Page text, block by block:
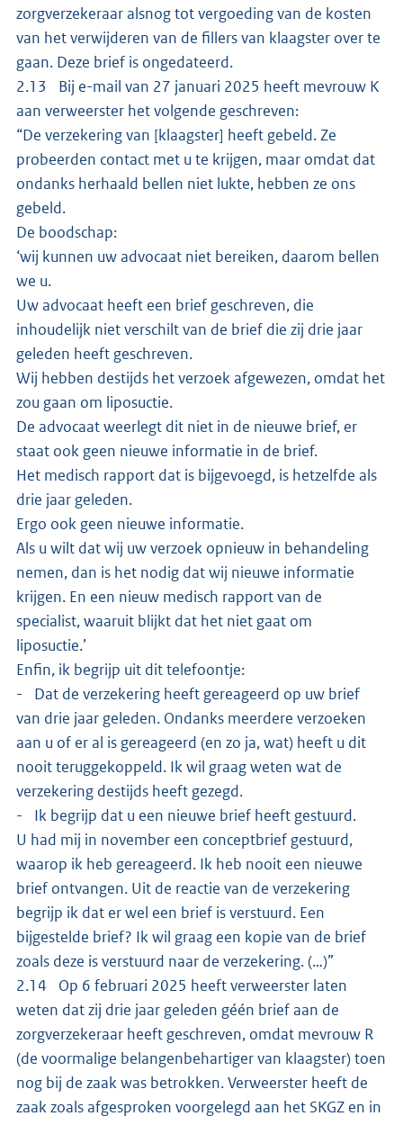
zorgverzekeraar alsnog tot vergoeding van de kosten
van het verwijderen van de fillers van klaagster over te
gaan. Deze brief is ongedateerd.
2.13 Bij e-mail van 27 januari 2025 heeft mevrouw K
aan verweerster het volgende geschreven:
“De verzekering van [klaagster] heeft gebeld. Ze
probeerden contact met u te krijgen, maar omdat dat
ondanks herhaald bellen niet lukte, hebben ze ons
gebeld.
De boodschap:
‘wij kunnen uw advocaat niet bereiken, daarom bellen
we u.
Uw advocaat heeft een brief geschreven, die
inhoudelijk niet verschilt van de brief die zij drie jaar
geleden heeft geschreven.
Wij hebben destijds het verzoek afgewezen, omdat het
zou gaan om liposuctie.
De advocaat weerlegt dit niet in de nieuwe brief, er
staat ook geen nieuwe informatie in de brief.
Het medisch rapport dat is bijgevoegd, is hetzelfde als
drie jaar geleden.
Ergo ook geen nieuwe informatie.
Als u wilt dat wij uw verzoek opnieuw in behandeling
nemen, dan is het nodig dat wij nieuwe informatie
krijgen. En een nieuw medisch rapport van de
specialist, waaruit blijkt dat het niet gaat om
liposuctie.’
Enfin, ik begrijp uit dit telefoontje:
- Dat de verzekering heeft gereageerd op uw brief
van drie jaar geleden. Ondanks meerdere verzoeken
aan u of er al is gereageerd (en zo ja, wat) heeft u dit
nooit teruggekoppeld. Ik wil graag weten wat de
verzekering destijds heeft gezegd.
- Ik begrijp dat u een nieuwe brief heeft gestuurd.
U had mij in november een conceptbrief gestuurd,
waarop ik heb gereageerd. Ik heb nooit een nieuwe
brief ontvangen. Uit de reactie van de verzekering
begrijp ik dat er wel een brief is verstuurd. Een
bijgestelde brief? Ik wil graag een kopie van de brief
zoals deze is verstuurd naar de verzekering. (…)”
2.14 Op 6 februari 2025 heeft verweerster laten
weten dat zij drie jaar geleden géén brief aan de
zorgverzekeraar heeft geschreven, omdat mevrouw R
(de voormalige belangenbehartiger van klaagster) toen
nog bij de zaak was betrokken. Verweerster heeft de
zaak zoals afgesproken voorgelegd aan het SKGZ en in